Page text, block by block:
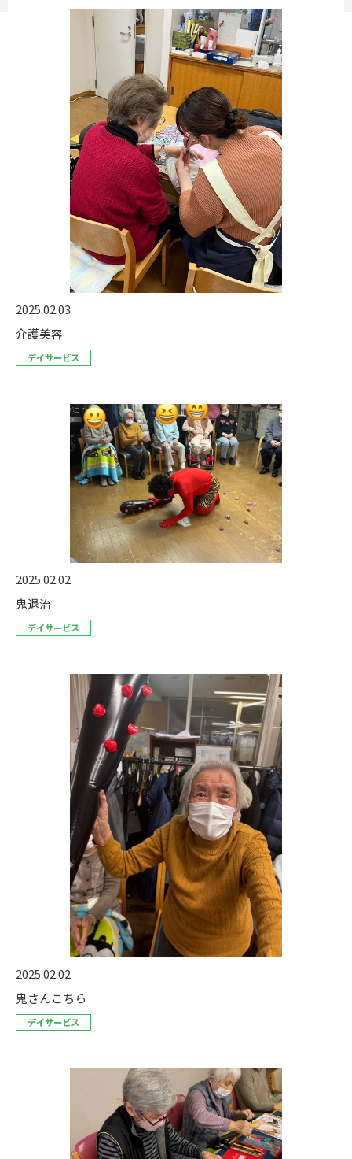
2025.02.03
介護美容
デイサービス
2025.02.02
鬼退治
デイサービス
2025.02.02
鬼さんこちら
デイサービス